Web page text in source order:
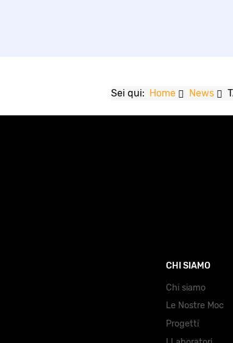
Sei qui: Home News
CHI SIAMO
Chi siamo
Le Nostre Moc
Progetti